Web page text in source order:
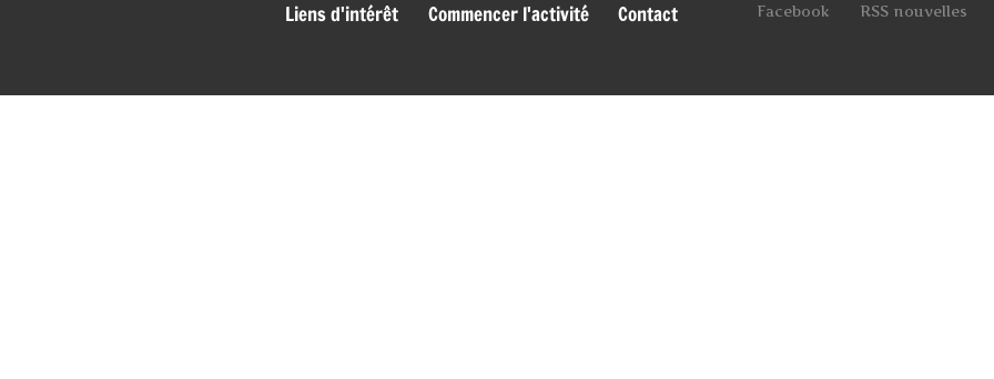
Liens d'intérêt Commencer l'activité Contact Facebook RSS nouvelles